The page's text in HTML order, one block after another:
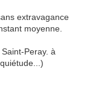
extravagance
moyenne.
Peray. à